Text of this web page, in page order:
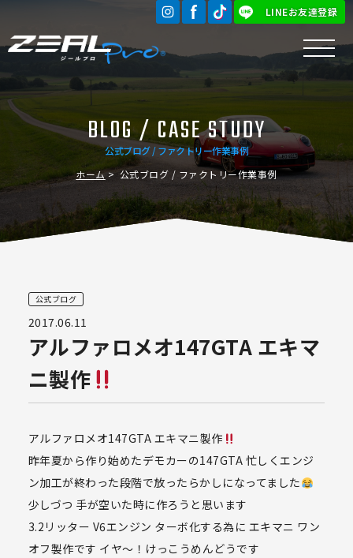
LINEお友達登録
公式ブログ / ファクトリー作業事例
BLOG / CASE STUDY
ホーム 公式ブログ / ファクトリー作業事例
公式ブログ
2017.06.11
アルファロメオ147GTA エキマ
ニ製作
アルファロメオ147GTA エキマニ製作
昨年夏から作り始めたデモカーの147GTA 忙しくエンジ
ン加工が終わった段階で放ったらかしになってました
少しづつ 手が空いた時に作ろうと思います
3.2リッター V6エンジン ターボ化する為に エキマニ ワン
オフ製作です イヤ〜！けっこうめんどうです